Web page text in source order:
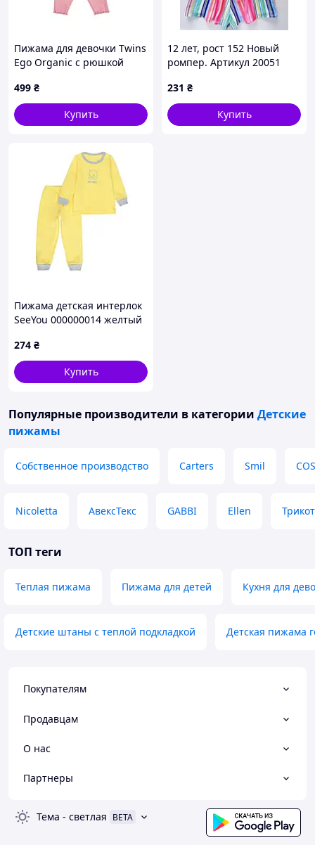
Пижама для девочки Twins
Ego Organic с рюшкой
пудровый
499 ₴
Купить
12 лет, рост 152 Новый
ромпер. Артикул 20051
231 ₴
Купить
Пижама детская интерлок
SeeYou 000000014 желтый
274 ₴
Купить
Популярные производители в категории Детские
пижамы
Собственное производство Carters Smil
Nicoletta АвексТекс GABBI Ellen
ТОП теги
Теплая пижама Пижама для детей Кухня для
Детские штаны с теплой подкладкой Детская пижама
Покупателям
Продавцам
О нас
Партнеры
Тема - светлая BETA